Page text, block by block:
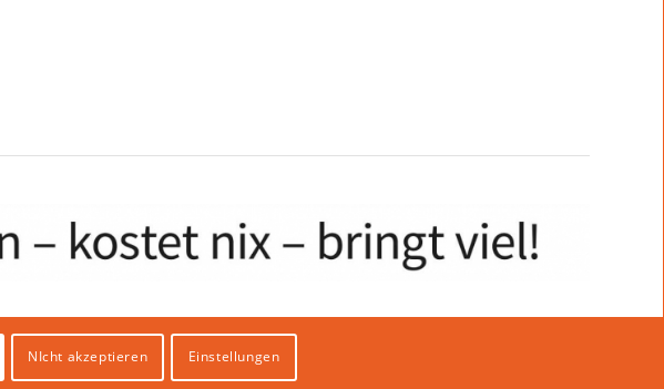
NIcht akzeptieren Einstellungen